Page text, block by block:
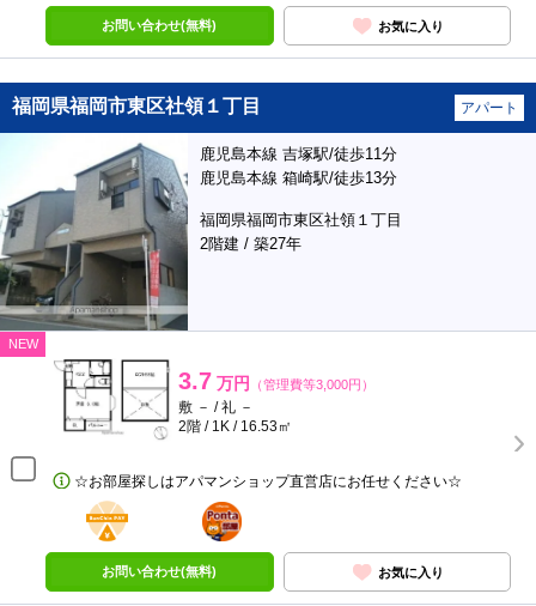
お問い合わせ(無料) お気に入り
福岡県福岡市東区社領１丁目 アパート
鹿児島本線 吉塚駅/徒歩11分
鹿児島本線 箱崎駅/徒歩13分
福岡県福岡市東区社領１丁目
2階建 / 築27年
NEW
3.7 万円 （管理費等3,000円）
敷 － / 礼 －
2階 / 1K / 16.53㎡
☆お部屋探しはアパマンショップ直営店にお任せください☆
BunChinPAY
ポンタ
部屋
お問い合わせ(無料) お気に入り